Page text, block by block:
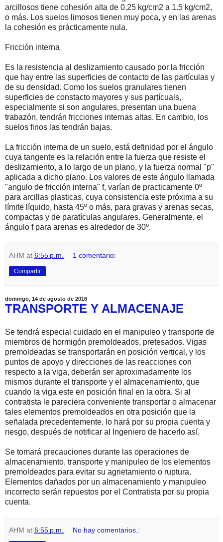
arcillosos tiene cohesión alta de 0,25 kg/cm2 a 1.5 kg/cm2,
o más. Los suelos limosos tienen muy poca, y en las arenas
la cohesión es prácticamente nula.
Fricción interna
Es la resistencia al deslizamiento causado por la fricción
que hay entre las superficies de contacto de las partículas y
de su densidad. Como los suelos granulares tienen
superficies de constacto mayores y sus partícuals,
especialmente si son angulares, presentan una buena
trabazón, tendrán fricciones internas altas. En cambio, los
suelos finos las tendrán bajas.
La fricción interna de un suelo, está definidad por el ángulo
cuya tangente es la relación entre la fuerza que resiste el
deslizamiento, a lo largo de un plano, y la fuerza normal "p"
aplicada a dicho plano. Los valores de este ángulo llamada
"angulo de fricción interna" f, varían de practicamente 0º
para arcillas plasticas, cuya consistencia este próxima a su
límite líquido, hasta 45º o más, para gravas y arenas secas,
compactas y de paratículas angulares. Generalmente, el
ángulo f para arenas es alrededor de 30º.
AHM at 6:55 p.m. 1 comentario:
Compartir
domingo, 14 de agosto de 2016
TRANSPORTE Y ALMACENAJE
Se tendrá especial cuidado en el manipuleo y transporte de
miembros de hormigón premoldeados, pretesados. Vigas
premoldeadas se transportarán en posición vertical, y los
puntos de apoyo y direcciones de las reacciones con
respecto a la viga, deberán ser aproximadamente los
mismos durante el transporte y el almacenamiento, que
cuando la viga este en posición final en la obra. Si al
contratista le pareciera conveniente transportar o almacenar
tales elementos premoldeados en otra posición que la
señalada precedentemente, lo hará por su propia cuenta y
riesgo, después de notificar al Ingeniero de hacerlo así.
Se tomará precauciones durante las operaciones de
almacenamiento, transporte y manipuleo de los elementos
premoldeados para evitar su agrietamiento o ruptura.
Elementos dañados por un almacenamiento y manipuleo
incorrecto serán repuestos por el Contratista por su propia
cuenta.
AHM at 6:55 p.m. No hay comentarios.: